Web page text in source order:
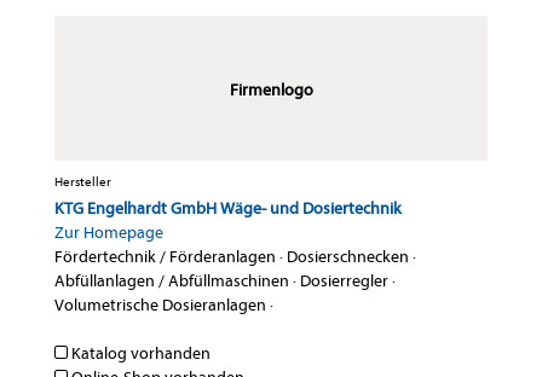
Firmenlogo
Hersteller
KTG Engelhardt GmbH Wäge- und Dosiertechnik
Zur Homepage
Fördertechnik / Förderanlagen · Dosierschnecken ·
Abfüllanlagen / Abfüllmaschinen · Dosierregler·
Volumetrische Dosieranlagen ·
Katalog vorhanden